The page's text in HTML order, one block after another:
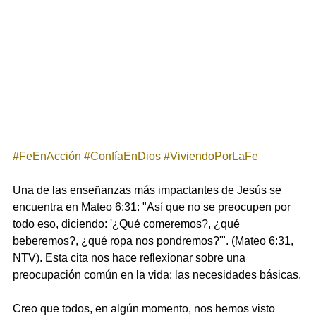
#FeEnAcción #ConfíaEnDios #ViviendoPorLaFe
Una de las enseñanzas más impactantes de Jesús se
encuentra en Mateo 6:31: "Así que no se preocupen por
todo eso, diciendo: '¿Qué comeremos?, ¿qué
beberemos?, ¿qué ropa nos pondremos?'". (Mateo 6:31,
NTV). Esta cita nos hace reflexionar sobre una
preocupación común en la vida: las necesidades básicas.
Creo que todos, en algún momento, nos hemos visto